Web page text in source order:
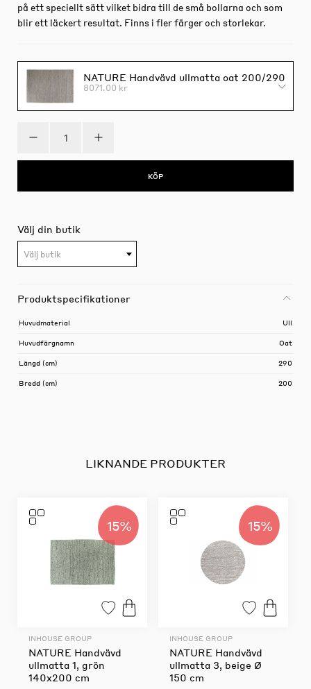
på ett speciellt sätt vilket bidra till de små bollarna och som
blir ett läckert resultat. Finns i fler färger och storlekar.
NATURE Handvävd ullmatta oat 200/290
8071.00 kr
KÖP
Välj din butik
Välj butik
Produktspecifikationer
Huvudmaterial Ull
Huvudfärgnamn Oat
Längd (cm) 290
Bredd (cm) 200
LIKNANDE PRODUKTER
15%
INHOUSE GROUP
NATURE Handvävd
ullmatta 1, grön
140x200 cm
15%
INHOUSE GROUP
NATURE Handvävd
ullmatta 3, beige Ø
150 cm